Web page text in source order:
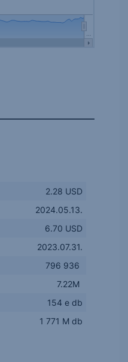
…
2.28 USD
2024.05.13.
6.70 USD
2023.07.31.
796 936
7.22M
154 e db
1 771 M db